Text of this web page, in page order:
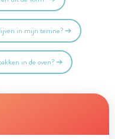
in mijn terrine?
in de oven?